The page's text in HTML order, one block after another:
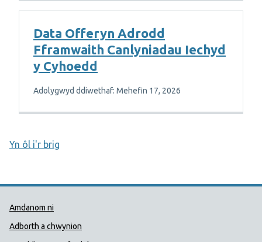
Data Offeryn Adrodd
Fframwaith Canlyniadau Iechyd
y Cyhoedd
Adolygwyd ddiwethaf: Mehefin 17, 2026
Yn ôl i'r brig
Dolenni Cymorth Iechyd
Amdanom ni
Adborth a chwynion